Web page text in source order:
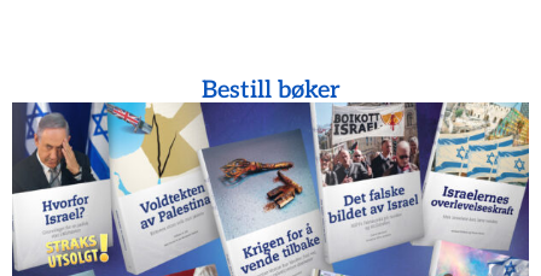
Bestill bøker